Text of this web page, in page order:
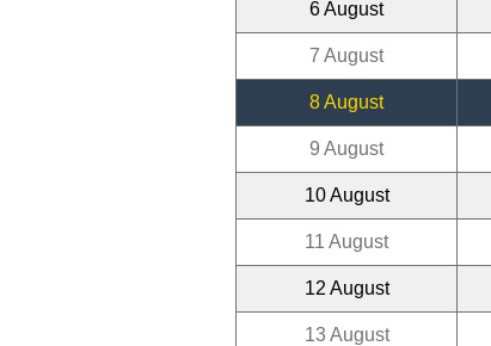
6 August
7 August
8 August
9 August
10 August
11 August
12 August
13 August